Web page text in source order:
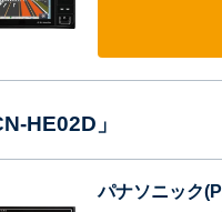
HE02D」
パナソニック